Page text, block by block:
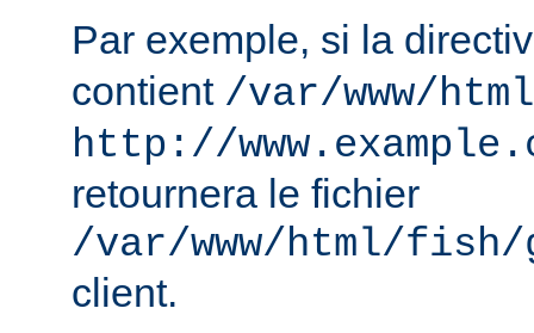
Par exemple, si la
contient /var/www/html
http://
retournera le fichier
/var/www/html/fish/
client.